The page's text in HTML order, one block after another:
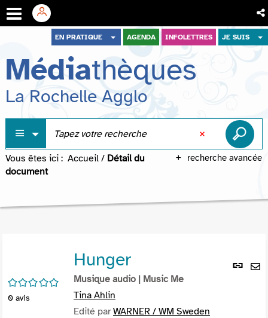
menu
contenu
recherche
EN PRATIQUE AGENDA INFOLETTRES JE SUIS
Médiathèques
La Rochelle Agglo
recherche avancée
Vous êtes ici : Accueil / Détail du
document
Lien
/5
0 avis
Hunger
Musique audio | Music Me
Tina Ahlin
Edité parWARNER / WM Sweden